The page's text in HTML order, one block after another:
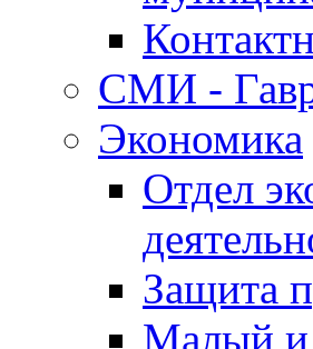
СМИ -
Экономика
Отдел
Защита
Малый и